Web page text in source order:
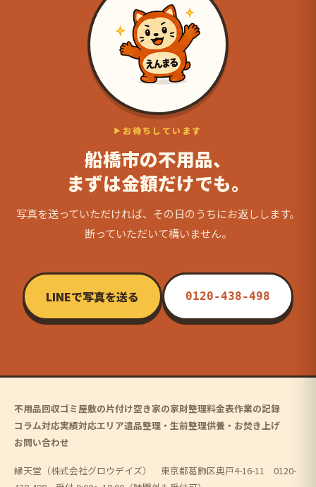
お待ちしています
船橋市の不用品、
まずは金額だけでも。
写真を送っていただければ、その日のうちにお返しします。
断っていただいて構いません。
LINEで写真を送る 0120-438-498
不用品回収ゴミ屋敷の片付け空き家の家財整理料金表作業の記録
コラム対応実績対応エリア遺品整理・生前整理供養・お焚き上げ
お問い合わせ
縁天堂（株式会社グロウデイズ） 東京都葛飾区奥戸4-16-11 0120-